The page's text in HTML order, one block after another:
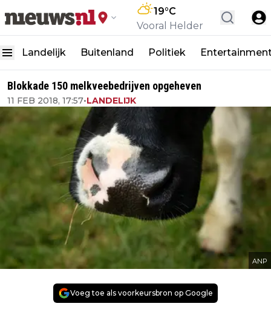
19°C
Vooral Helder
Landelijk Buitenland Politiek
Blokkade 150 melkveebedrijven opgeheven
11 FEB 2018, 17:57•LANDELIJK
ANP
Voeg toe als voorkeursbron op Google